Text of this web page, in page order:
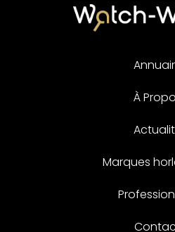
À
Marques